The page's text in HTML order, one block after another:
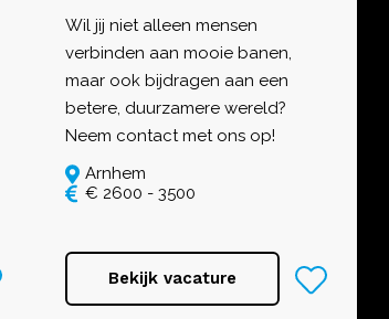
Wil jij niet alleen mensen
verbinden aan mooie banen,
maar ook bijdragen aan een
betere, duurzamere wereld?
Neem contact met ons op!
Arnhem
€ 2600 - 3500
Bekijk vacature